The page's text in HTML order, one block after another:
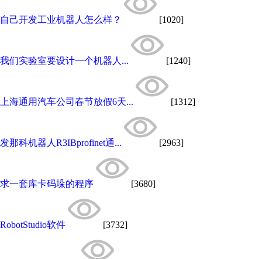
自己开发工业机器人怎么样？ [1020]
我们实验室要设计一个机器人... [1240]
上海通用汽车公司春节放假6天... [1312]
发那科机器人R3IBprofinet通... [2963]
求一套库卡码垛的程序 [3680]
RobotStudio软件 [3732]